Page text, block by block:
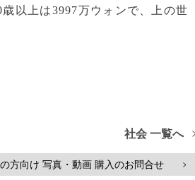
以上は3997万ウォンで、上の世
社会 一覧へ
方向け 写真・動画 購入のお問合せ >